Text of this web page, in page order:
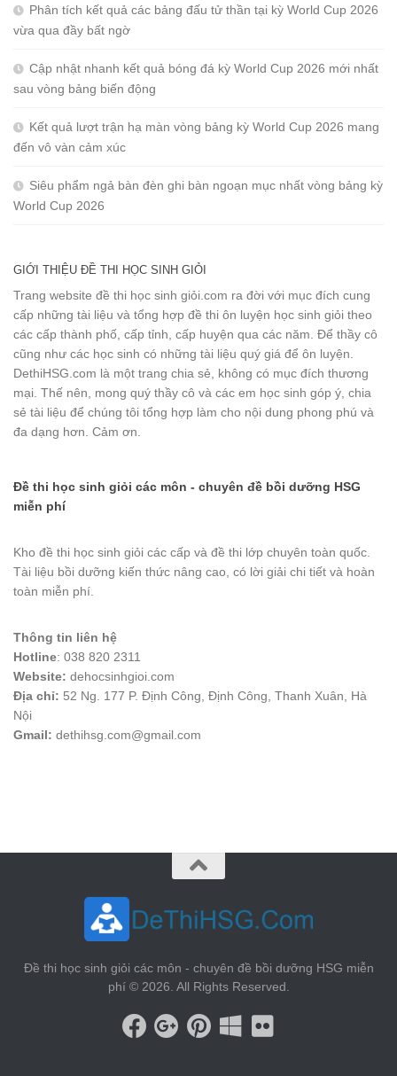
Phân tích kết quả các bảng đấu tử thần tại kỳ World Cup 2026
vừa qua đầy bất ngờ
Cập nhật nhanh kết quả bóng đá kỳ World Cup 2026 mới nhất
sau vòng bảng biến động
Kết quả lượt trận hạ màn vòng bảng kỳ World Cup 2026 mang
đến vô vàn cảm xúc
Siêu phẩm ngả bàn đèn ghi bàn ngoạn mục nhất vòng bảng kỳ
World Cup 2026
GIỚI THIỆU ĐỀ THI HỌC SINH GIỎI
Trang website đề thi học sinh giỏi.com ra đời với mục đích cung
cấp những tài liệu và tổng hợp đề thi ôn luyện học sinh giỏi theo
các cấp thành phố, cấp tỉnh, cấp huyện qua các năm. Để thầy cô
cũng như các học sinh có những tài liệu quý giá để ôn luyện.
DethiHSG.com là một trang chia sẻ, không có mục đích thương
mại. Thế nên, mong quý thầy cô và các em học sinh góp ý, chia
sẻ tài liệu để chúng tôi tổng hợp làm cho nội dung phong phú và
đa dạng hơn. Cảm ơn.
Đề thi học sinh giỏi các môn - chuyên đề bồi dưỡng HSG
miễn phí
Kho đề thi học sinh giỏi các cấp và đề thi lớp chuyên toàn quốc.
Tài liệu bồi dưỡng kiến thức nâng cao, có lời giải chi tiết và hoàn
toàn miễn phí.
Thông tin liên hệ
Hotline: 038 820 2311
Website: dehocsinhgioi.com
Địa chỉ: 52 Ng. 177 P. Định Công, Định Công, Thanh Xuân, Hà
Nội
Gmail: dethihsg.com@gmail.com
Đề thi học sinh giỏi các môn - chuyên đề bồi dưỡng HSG miễn
phí © 2026. All Rights Reserved.